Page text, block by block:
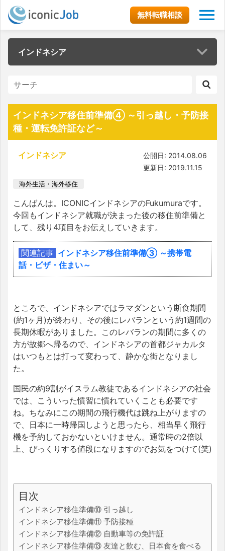
無料転職相談
インドネシア
インドネシア移住前準備④ ～引っ越し・予防接
種・運転免許証など～
インドネシア
公開日: 2014.08.06
更新日: 2019.11.15
海外生活・海外移住
こんばんは。ICONICインドネシアのFukumuraです。
今回もインドネシア就職が決まった後の移住前準備と
して、残り4項目をお伝えしていきます。
関連記事 インドネシア移住前準備③ ～携帯電
話・ビザ・住まい～
ところで、インドネシアではラマダンという断食期間
(約1ヶ月)が終わり、その後にレバランという約1週間の
長期休暇がありました。このレバランの期間に多くの
方が故郷へ帰るので、インドネシアの首都ジャカルタ
はいつもとは打って変わって、静かな街となりまし
た。
国民の約9割がイスラム教徒であるインドネシアの社会
では、こういった慣習に慣れていくことも必要です
ね。ちなみにこの期間の飛行機代は跳ね上がりますの
で、日本に一時帰国しようと思ったら、相当早く飛行
機を予約しておかないといけません。通常時の2倍以
上、びっくりする値段になりますのでお気をつけて(笑)
目次
インドネシア移住準備⑩ 引っ越し
インドネシア移住準備⑪ 予防接種
インドネシア移住準備⑫ 自動車等の免許証
インドネシア移住準備⑬ 友達と飲む、日本食を食べる